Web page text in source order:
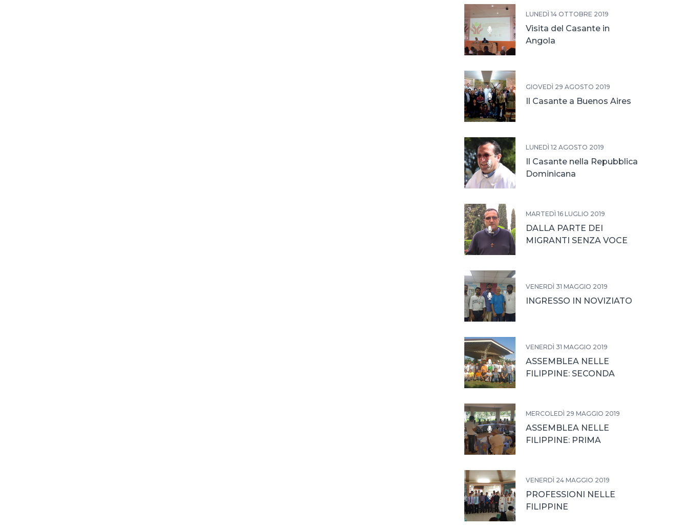
LUNEDÌ 14 OTTOBRE 2019
Visita del Casante in
Angola
GIOVEDÌ 29 AGOSTO 2019
Il Casante a Buenos Aires
LUNEDÌ 12 AGOSTO 2019
Il Casante nella Repubblica
Dominicana
MARTEDÌ 16 LUGLIO 2019
DALLA PARTE DEI
MIGRANTI SENZA VOCE
VENERDÌ 31 MAGGIO 2019
INGRESSO IN NOVIZIATO
VENERDÌ 31 MAGGIO 2019
ASSEMBLEA NELLE
FILIPPINE: SECONDA
MERCOLEDÌ 29 MAGGIO 2019
ASSEMBLEA NELLE
FILIPPINE: PRIMA
VENERDÌ 24 MAGGIO 2019
PROFESSIONI NELLE
FILIPPINE